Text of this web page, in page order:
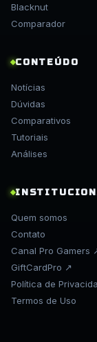
Blacknut
Comparador
CONTEÚDO
Notícias
Dúvidas
Comparativos
Tutoriais
Análises
Quem somos
Contato
Canal Pro Gamers
GiftCardPro ↗
Política de
Termos de Uso